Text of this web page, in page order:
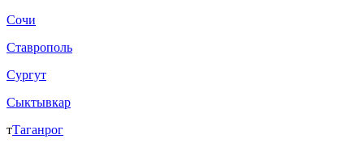
Сочи
Ставрополь
Сургут
Сыктывкар
тТаганрог